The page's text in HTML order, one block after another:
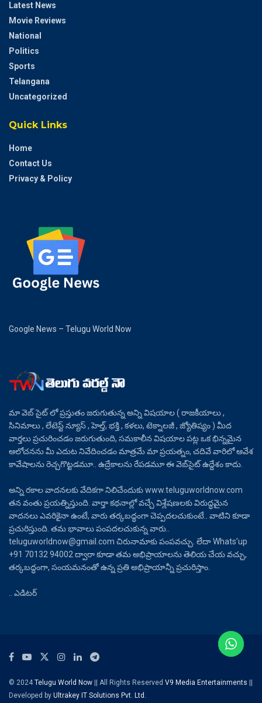
Latest News
Movie Reviews
National
Politics
Sports
Telangana
Uncategorized
Quick Links
Home
Contact Us
Privacy & Policy
Google News – Telugu World Now
మా వెబ్ సైట్ లో ప్రస్తుతం జరుగుతున్న అన్ని విషయాల ( రాజకీయాలు ,
సినిమాలు , లేటెస్ట్ న్యూస్ , హెల్త్, భక్తి , కళలు, టెక్నాలజీ , జ్యోతిష్యం ) మీద
వార్తలు ప్రచురించడం జరుగుతుంది, సమకాలీన విషయాల పట్ల ఒక భిన్నమైన
ఆలోచనను మీ ఎదుట నివేదించడం మాత్రమే మా ప్రయత్నం, చదివే వారిలో ఆవేశ
కావేషాలను రెచ్చగొట్టడమూ.. ఉద్రేకాలను రేపడమూ ఈ వెబ్‌సైట్ ఉద్దేశం కాదు.
అన్ని రకాల వాదనలకు వేదికగా నిలిచేందుకు www.teluguworldnow.com
తన వంతు ప్రయత్నిస్తుంది. వార్తా కథనాల్లో వచ్చే విశ్లేషణలకు విరుద్ధమైన
వాదనలు ఎవరికైనా ఉంటే, వారు తర్కబద్ధంగా చెప్పదలచుకుంటే.. వాటిని కూడా
ప్రచురిస్తుంది. తమ భావాలు పంపదలచుకున్న వారు..
teluguworldnow@gmail.com చిరునామాకు పంపవచ్చు. లేదా Whats’up
+91 70132 94002 ద్వారా కూడా తమ అభిప్రాయాలను తెలియ చేయ వచ్చు,
తర్కబద్ధంగా, సంయమనంతో ఉన్న ప్రతి అభిప్రాయాన్నీ ప్రచురిస్తాం.
.. ఎడిటర్
© 2024Telugu World Now || All Rights Reserved V9 Media Entertainments ||
Developed by Ultrakey IT Solutions Pvt. Ltd.